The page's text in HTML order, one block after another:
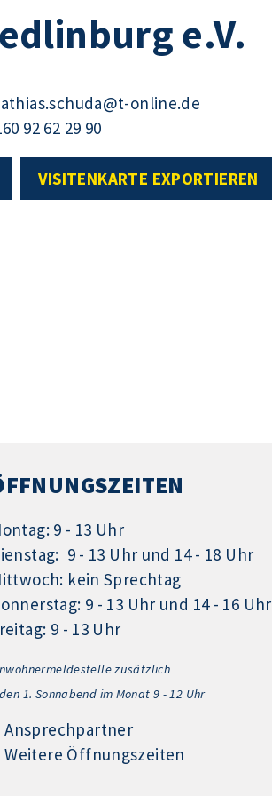
e.V.
online.de
92 62 29 90
VISITENKARTE EXPORTIEREN
9 - 13 Uhr
9 - 13 Uhr und 14 - 18 Uhr
kein Sprechtag
9 - 13 Uhr und 14 - 16 Uhr
9 - 13 Uhr
zusätzlich
1. Sonnabend im Monat 9 - 12 Uhr
Ansprechpartner
Weitere Öffnungszeiten